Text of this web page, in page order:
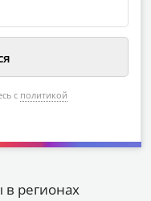
с политикой
регионах